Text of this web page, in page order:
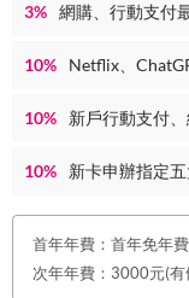
3% 網購、行動支付
10% Netflix、
10% 新戶行動支付
10% 新卡申辦指定
首年年費：首年免年費